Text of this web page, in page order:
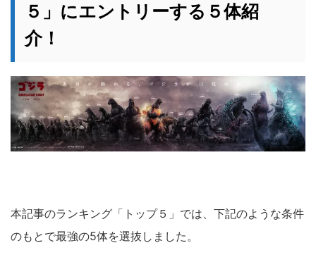
５」にエントリーする５体紹
介！
本記事のランキング「トップ５」では、下記のような条件
のもとで最強の5体を選抜しました。